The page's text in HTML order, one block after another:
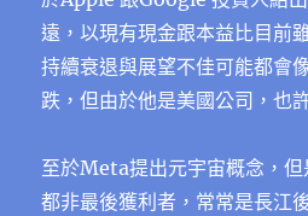
遠，以現有現金跟本益比目前
持續衰退與展望不佳可能都會
跌，但由於他是美國公司，也
至於Meta提出元宇宙概念，
都非最後獲利者，常常是長江